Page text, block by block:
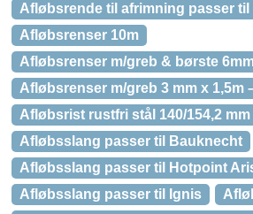
Afløbsrende til afrimning passer til
Afløbsrenser 10m
Afløbsrenser m/greb & børste
Afløbsrenser m/greb 3 mm x 1,5m
Afløbsrist rustfri stål 140/154,2
Afløbsslang passer til Bauknecht
Afløbsslang passer til Hotpoint
Afløbsslang passer til Ignis